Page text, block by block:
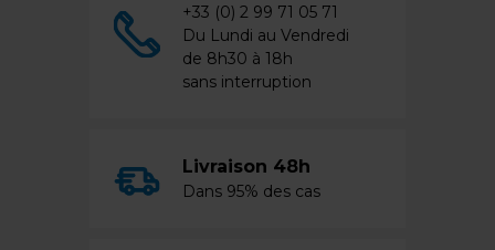
+33 (0) 2 99 71 05 71
Du Lundi au Vendredi
de 8h30 à 18h
sans interruption
Livraison 48h
Dans 95% des cas